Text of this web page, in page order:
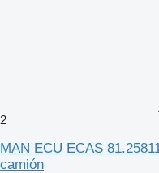
2
MAN ECU ECAS
camión